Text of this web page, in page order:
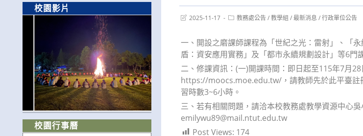
Post2025-11-17
Post教務處公告 / 教學組 / 最新消息 / 行政單位公告
一、開設之磨課師課程為「世紀之光：雷射」、「
盾：資安應用實務」及「都市永續規劃設計」等6門
二、修課資訊：(一)開課時間：即日起至115年7月
https://moocs.moe.edu.tw/，請教師先於此平臺註
習時數3~6小時。
三、若有相關問題，請洽本校教務處教學資源中心
emilywu89@mail.ntut.edu.tw
Post Views: 174
校園影片
校園行事曆